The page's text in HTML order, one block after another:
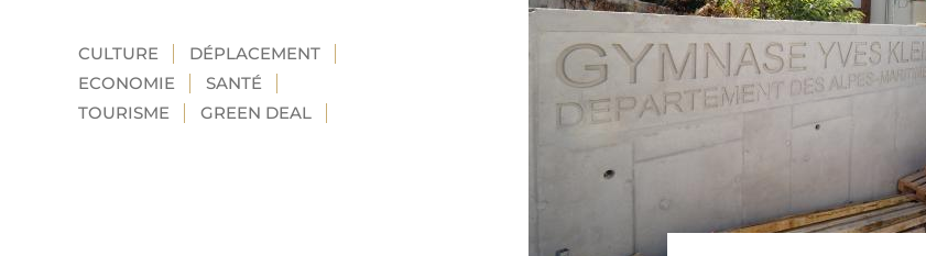
CULTURE
DÉPLACEMENT
ECONOMIE
SANTÉ
TOURISME
GREEN DEAL